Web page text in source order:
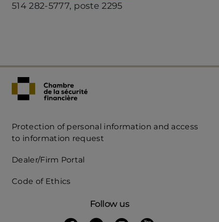
514 282-5777, poste 2295
Acces
mobile
Protection of personal information and access
to information request
Dealer/Firm Portal
Code of Ethics
Follow us